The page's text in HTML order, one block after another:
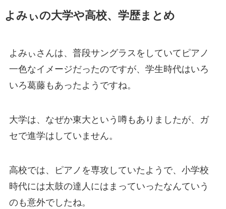
よみぃの大学や高校、学歴まとめ
よみぃさんは、普段サングラスをしていてピアノ
一色なイメージだったのですが、学生時代はいろ
いろ葛藤もあったようですね。
大学は、なぜか東大という噂もありましたが、ガ
セで進学はしていません。
高校では、ピアノを専攻していたようで、小学校
時代には太鼓の達人にはまっていったなんていう
のも意外でしたね。